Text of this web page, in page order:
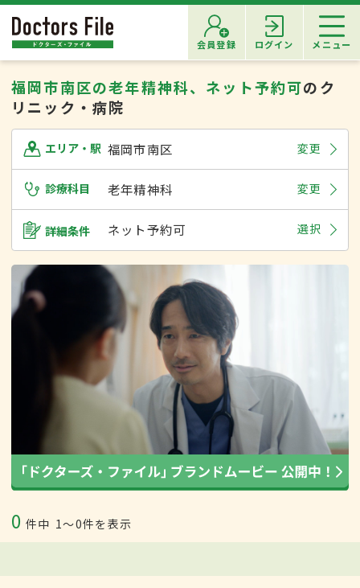
会員登録 ログイン メニュー
福岡市南区の老年精神科、ネット予約可のク
リニック・病院
エリア・駅 福岡市南区 変更
診療科目 老年精神科 変更
詳細条件 ネット予約可 選択
0 件中 1〜0件を表示